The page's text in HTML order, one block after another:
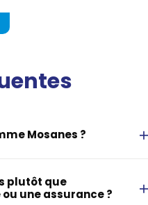
Mosanes ?
plutôt que
une assurance ?